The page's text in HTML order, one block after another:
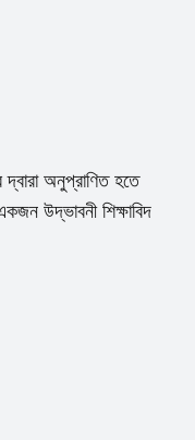
অনুপ্রাণিত হতে
উদ্ভাবনী শিক্ষাবিদ